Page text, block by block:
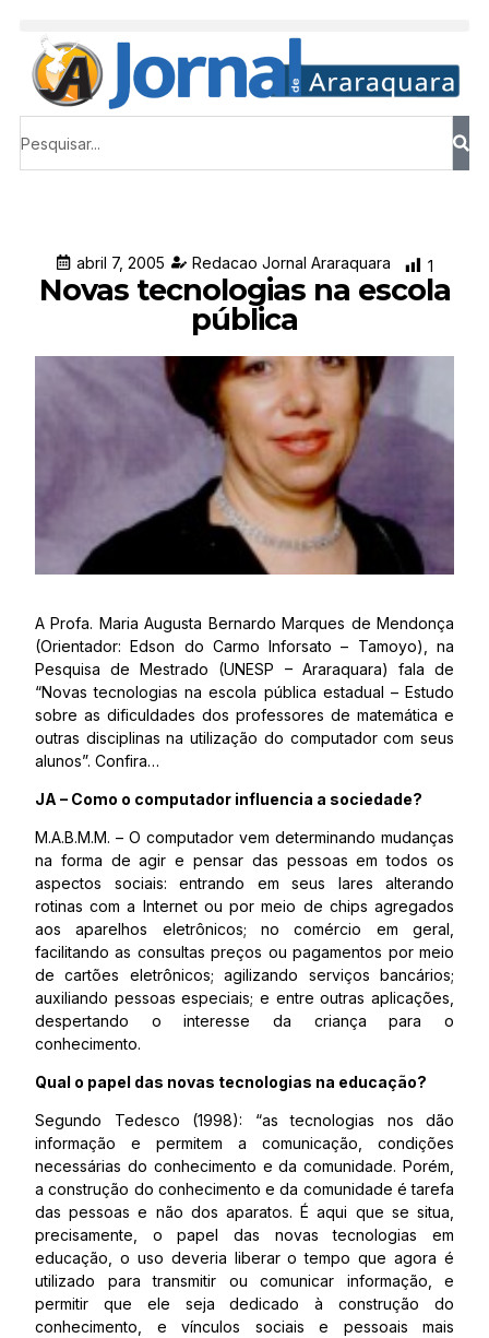
abril 7, 2005 Redacao Jornal Araraquara 1
Novas tecnologias na escola
pública
A Profa. Maria Augusta Bernardo Marques de Mendonça
(Orientador: Edson do Carmo Inforsato – Tamoyo), na
Pesquisa de Mestrado (UNESP – Araraquara) fala de
“Novas tecnologias na escola pública estadual – Estudo
sobre as dificuldades dos professores de matemática e
outras disciplinas na utilização do computador com seus
alunos”. Confira…
JA – Como o computador influencia a sociedade?
M.A.B.M.M. – O computador vem determinando mudanças
na forma de agir e pensar das pessoas em todos os
aspectos sociais: entrando em seus lares alterando
rotinas com a Internet ou por meio de chips agregados
aos aparelhos eletrônicos; no comércio em geral,
facilitando as consultas preços ou pagamentos por meio
de cartões eletrônicos; agilizando serviços bancários;
auxiliando pessoas especiais; e entre outras aplicações,
despertando o interesse da criança para o
conhecimento.
Qual o papel das novas tecnologias na educação?
Segundo Tedesco (1998): “as tecnologias nos dão
informação e permitem a comunicação, condições
necessárias do conhecimento e da comunidade. Porém,
a construção do conhecimento e da comunidade é tarefa
das pessoas e não dos aparatos. É aqui que se situa,
precisamente, o papel das novas tecnologias em
educação, o uso deveria liberar o tempo que agora é
utilizado para transmitir ou comunicar informação, e
permitir que ele seja dedicado à construção do
conhecimento, e vínculos sociais e pessoais mais